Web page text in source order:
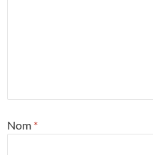
Nom *